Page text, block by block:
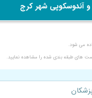
آندوسکوپی شهر کرج
می شود.
های طبقه بندی شده را مشاهده نمایید.